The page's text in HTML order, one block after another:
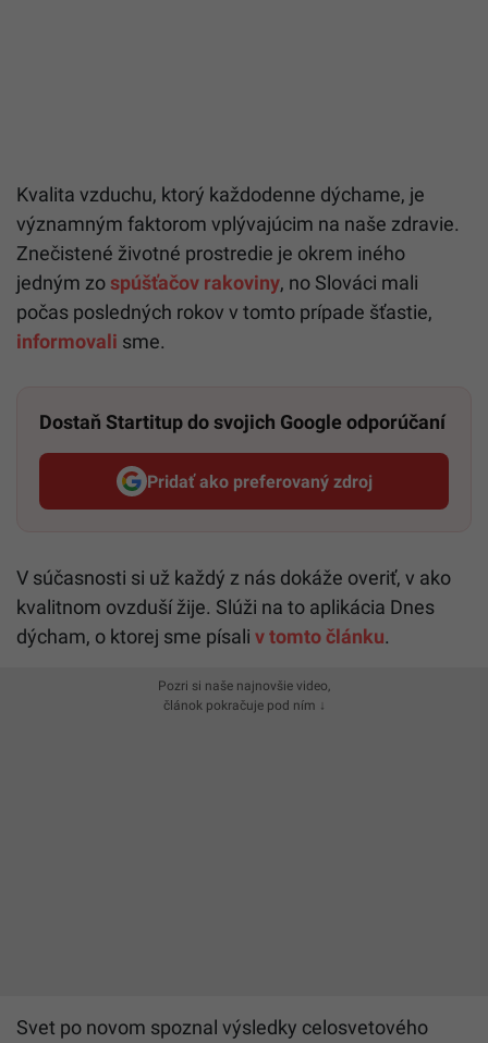
Kvalita vzduchu, ktorý každodenne dýchame, je
významným faktorom vplývajúcim na naše zdravie.
Znečistené životné prostredie je okrem iného
jedným zospúšťačov rakoviny, no Slováci mali
počas posledných rokov v tomto prípade šťastie,
informovali sme.
Dostaň Startitup do svojich Google odporúčaní
Pridať ako preferovaný zdroj
Startitup, odkaz sa otvorí v
V súčasnosti si už každý z nás dokáže overiť, v ako
kvalitnom ovzduší žije. Slúži na to aplikácia Dnes
dýcham, o ktorej sme písali v tomto článku.
Pozri si naše najnovšie video,
článok pokračuje pod ním ↓
Svet po novom spoznal výsledky celosvetového